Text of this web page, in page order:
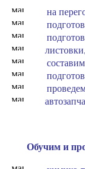
на
Обучим и